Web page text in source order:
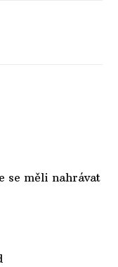
se měli nahrávat